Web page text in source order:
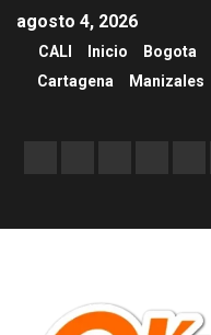
agosto 4, 2026
CALI Inicio Bogota
Cartagena
Manizales